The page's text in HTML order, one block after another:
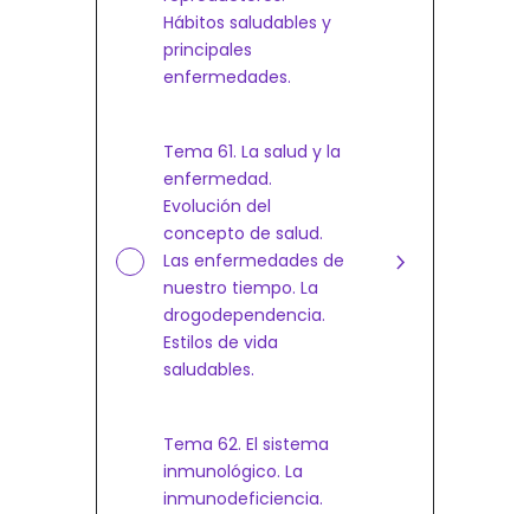
Hábitos saludables y
principales
enfermedades.
Tema 61. La salud y la
enfermedad.
Evolución del
concepto de salud.
Las enfermedades de
nuestro tiempo. La
drogodependencia.
Estilos de vida
saludables.
Tema 62. El sistema
inmunológico. La
inmunodeficiencia.